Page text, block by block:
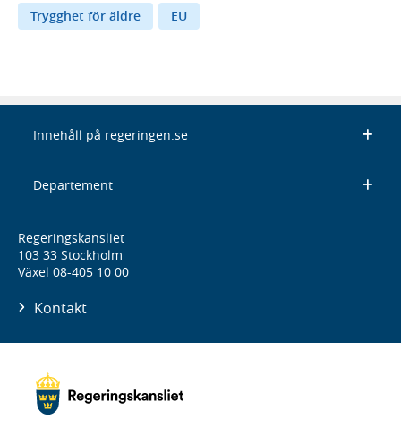
Trygghet för äldre
EU
Innehåll på regeringen.se
Departement
Regeringskansliet
103 33 Stockholm
Växel 08-405 10 00
Kontakt